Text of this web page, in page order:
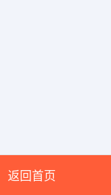
返回首页